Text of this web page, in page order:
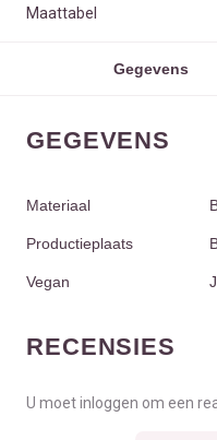
Maattabel
Gegevens
GEGEVENS
Materiaal
Productieplaats
Vegan
RECENSIES
U moet inloggen om een